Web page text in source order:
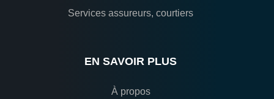
Services assureurs, courtiers
EN SAVOIR PLUS
À propos